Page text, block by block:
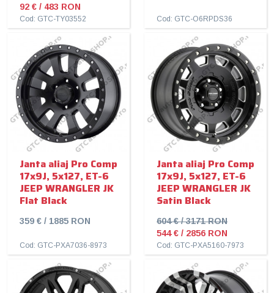
92 € / 483 RON
Cod: GTC-TY03552 Cod: GTC-O6RPDS36
Janta aliaj Pro Comp
17x9J, 5x127, ET-6
JEEP WRANGLER JK
Flat Black
359 € / 1885 RON
Cod: GTC-PXA7036-8973
Janta aliaj Pro Comp
17x9J, 5x127, ET-6
JEEP WRANGLER JK
Satin Black
604 € / 3171 RON
544 € / 2856 RON
Cod: GTC-PXA5160-7973